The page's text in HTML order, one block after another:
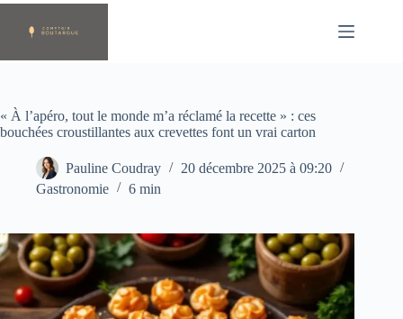
Passer
contenu
« À l’apéro, tout le monde m’a réclamé la recette » : ces
bouchées croustillantes aux crevettes font un vrai carton
Pauline Coudray
20 décembre 2025 à 09:20
Gastronomie
6 min